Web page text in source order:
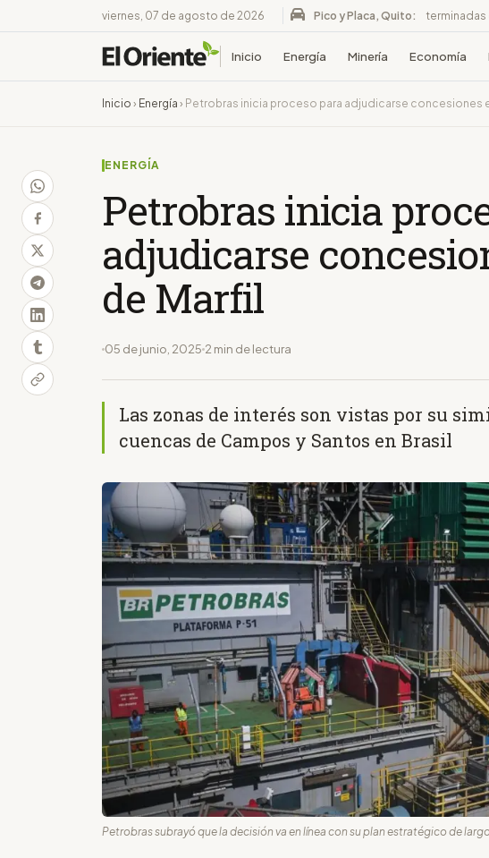
viernes, 07 de agosto de 2026 Pico y Placa, Quito: terminadas
Inicio Energía Minería Economía
Inicio › Energía › Petrobras inicia proceso para adjudicarse concesiones
ENERGÍA
Petrobras inicia
adjudicarse
de Marfil
05 de junio, 2025 2 min de lectura
Las zonas de interés son vistas por su
cuencas de Campos y Santos en Brasil
Petrobras subrayó que la decisión va en línea con su plan estratégico de